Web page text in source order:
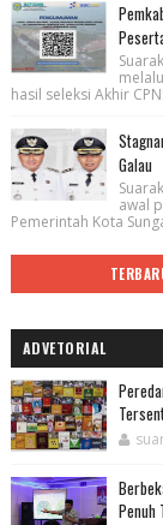
hasil seleksi Akhir
Galau
awal
Pemerintah Kota
ADVETORIAL
Penuh